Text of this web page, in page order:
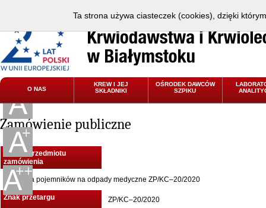
O NAS
KREW I JEJ
SKŁADNIKI
OŚRODEK DAWCÓW
SZPIKU
Zamówienie publiczne
Nazwa przedmiotu
zamówienia
Dostawa pojemników na odpady medyczne ZP/KC–20/2020
Znak przetargu ZP/KC–20/2020
Ta strona używa ciasteczek (cookies), dzięki